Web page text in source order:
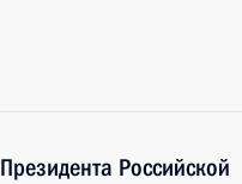
Российской